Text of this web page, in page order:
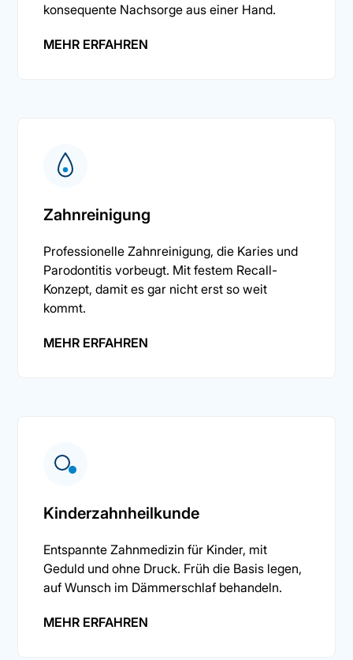
konsequente Nachsorge aus einer Hand.
MEHR ERFAHREN
Zahnreinigung
Professionelle Zahnreinigung, die Karies und
Parodontitis vorbeugt. Mit festem Recall-
Konzept, damit es gar nicht erst so weit
kommt.
MEHR ERFAHREN
Kinderzahnheilkunde
Entspannte Zahnmedizin für Kinder, mit
Geduld und ohne Druck. Früh die Basis legen,
auf Wunsch im Dämmerschlaf behandeln.
MEHR ERFAHREN